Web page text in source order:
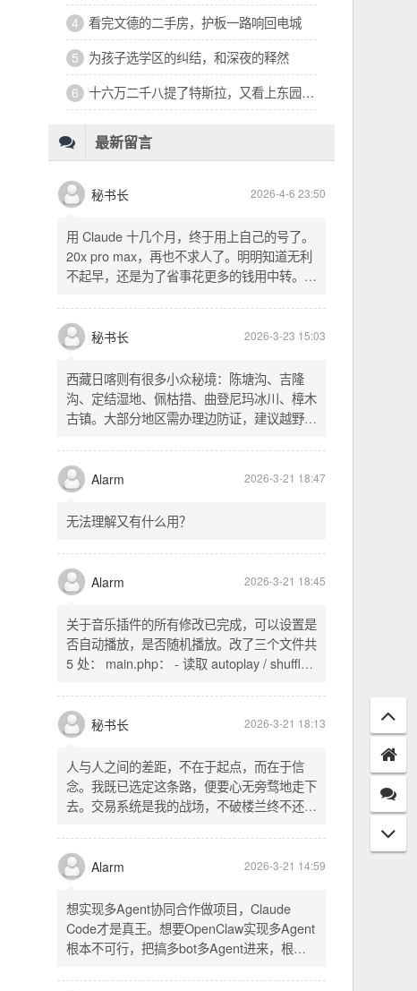
4 看完文德的二手房，护板一路响回电城
5 为孩子选学区的纠结，和深夜的释然
6 十六万二千八提了特斯拉，又看上东园公馆
最新留言
秘书长 2026-4-6 23:50
用 Claude 十几个月，终于用上自己的号了。
20x pro max，再也不求人了。明明知道无利
不起早，还是为了省事花更多的钱用中转。链
SSH 用 gost 做 HTTP+SOCKS 转换才能用
多 Agent。配置麻烦了点，设定好了后直接任
意 IP 进行 SSH 登录。畅用，值得纪念。
秘书长 2026-3-23 15:03
西藏日喀则有很多小众秘境：陈塘沟、吉隆
沟、定结湿地、佩枯措、曲登尼玛冰川、樟木
古镇。大部分地区需办理边防证，建议越野
经吉隆口岸前往加德满都，沿途风景绝美。
Alarm 2026-3-21 18:47
无法理解又有什么用？
Alarm 2026-3-21 18:45
关于音乐插件的所有修改已完成，可以设置是
否自动播放，是否随机播放。改了三个文件共
5 处： main.php： - 读取 autoplay / shuffle
一行两个复选框（自动播放音乐 / 默认随机播
放），带配套 CSS track.php： - 在 var
playlist = [...] 后面输出 _p4zAutoplay 和
_p4zShuffle 两个 JS 变量 script.js： -
autoplay 从后端变量读取，不再硬编码 false
- shuffle 后台开启时强制随机，否则走
秘书长 2026-3-21 18:13
人与人之间的差距，不在于起点，而在于信
念。我既已选定这条路，便要心无旁骛地走下
去。交易系统是我的战场，不破楼兰终不还。
唯有目标，不可动摇。
Alarm 2026-3-21 14:59
想实现多Agent协同合作做项目，Claude
Code才是真王。想要OpenClaw实现多Agent
根本不可行，把搞多bot多Agent进来，根本